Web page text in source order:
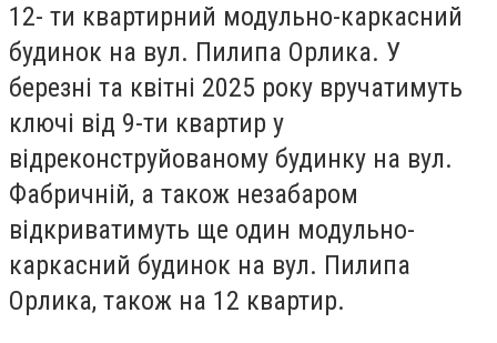
12- ти квартирний модульно-каркасний
будинок на вул. Пилипа Орлика. У
березні та квітні 2025 року вручатимуть
ключі від 9-ти квартир у
відреконструйованому будинку на вул.
Фабричній, а також незабаром
відкриватимуть ще один модульно-
каркасний будинок на вул. Пилипа
Орлика, також на 12 квартир.